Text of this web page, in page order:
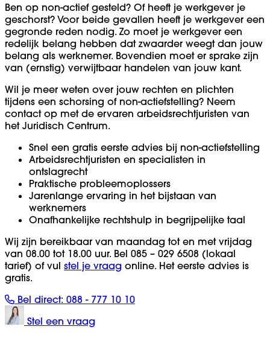
Ben op non-actief gesteld? Of heeft je werkgever je
geschorst? Voor beide gevallen heeft je werkgever een
gegronde reden nodig. Zo moet je werkgever een
redelijk belang hebben dat zwaarder weegt dan jouw
belang als werknemer. Bovendien moet er sprake zijn
van (ernstig) verwijtbaar handelen van jouw kant.
Wil je meer weten over jouw rechten en plichten
tijdens een schorsing of non-actiefstelling? Neem
contact op met de ervaren arbeidsrechtjuristen van
het Juridisch Centrum.
Snel een gratis eerste advies bij non-actiefstelling
Arbeidsrechtjuristen en specialisten in
ontslagrecht
Praktische probleemoplossers
Jarenlange ervaring in het bijstaan van
werknemers
Onafhankelijke rechtshulp in begrijpelijke taal
Wij zijn bereikbaar van maandag tot en met vrijdag
van 08.00 tot 18.00 uur. Bel 085 – 029 6508 (lokaal
tarief) of vul stel je vraag online. Het eerste advies is
gratis.
Bel direct: 088 - 777 10 10
Stel een vraag